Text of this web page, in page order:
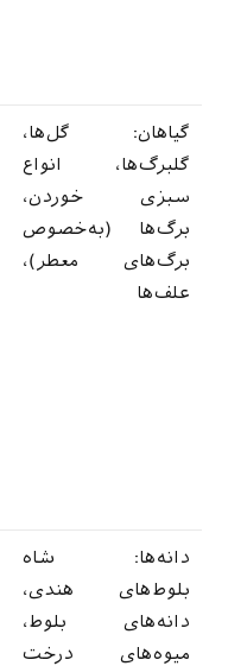
گیاهان: گل‌ها،
گلبرگ‌ها، انواع
سبزی خوردن،
برگ‌ها (به‌خصوص
برگ‌های معطر)،
علف‌ها
دانه‌ها: شاه
بلوط‌های هندی،
دانه‌های بلوط،
میوه‌های درخت